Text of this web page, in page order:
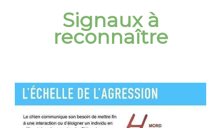
Signaux à
reconnaître